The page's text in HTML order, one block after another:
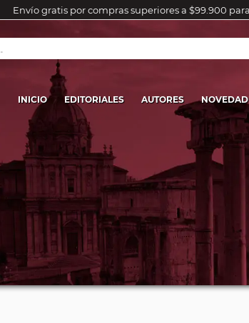
Envío gratis por compras superiores a $99.900
INICIO EDITORIALES AUTORES